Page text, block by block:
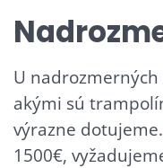
U
akými sú
výrazne
1500€,